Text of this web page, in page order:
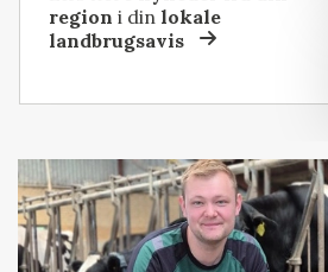
region i dinlokale
landbrugsavis